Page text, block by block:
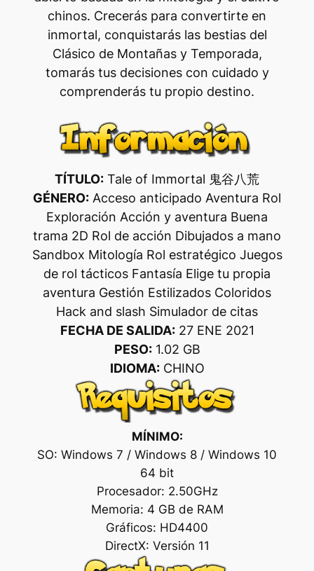
chinos. Crecerás para convertirte en
inmortal, conquistarás las bestias del
Clásico de Montañas y Temporada,
tomarás tus decisiones con cuidado y
comprenderás tu propio destino.
TÍTULO: Tale of Immortal 鬼谷八荒
GÉNERO: Acceso anticipado Aventura Rol
Exploración Acción y aventura Buena
trama 2D Rol de acción Dibujados a mano
Sandbox Mitología Rol estratégico Juegos
de rol tácticos Fantasía Elige tu propia
aventura Gestión Estilizados Coloridos
Hack and slash Simulador de citas
FECHA DE SALIDA:27 ENE 2021
PESO:1.02 GB
IDIOMA:CHINO
MÍNIMO:
SO: Windows 7 / Windows 8 / Windows 10
64 bit
Procesador: 2.50GHz
Memoria: 4 GB de RAM
Gráficos: HD4400
DirectX: Versión 11